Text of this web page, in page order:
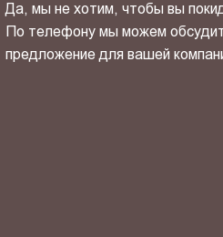
Да, мы не хотим, чтобы вы
По телефону мы можем
предложение для вашей